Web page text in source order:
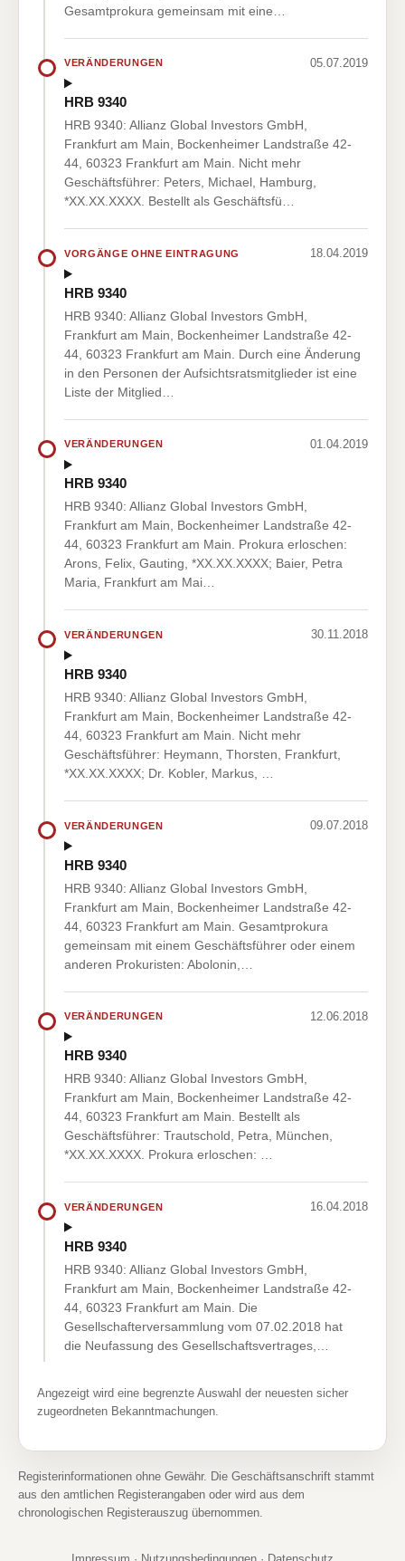
Gesamtprokura gemeinsam mit eine…
VERÄNDERUNGEN 05.07.2019
HRB 9340
HRB 9340: Allianz Global Investors GmbH,
Frankfurt am Main, Bockenheimer Landstraße 42-
44, 60323 Frankfurt am Main. Nicht mehr
Geschäftsführer: Peters, Michael, Hamburg,
*XX.XX.XXXX. Bestellt als Geschäftsfü…
VORGÄNGE OHNE EINTRAGUNG 18.04.2019
HRB 9340
HRB 9340: Allianz Global Investors GmbH,
Frankfurt am Main, Bockenheimer Landstraße 42-
44, 60323 Frankfurt am Main. Durch eine Änderung
in den Personen der Aufsichtsratsmitglieder ist eine
Liste der Mitglied…
VERÄNDERUNGEN 01.04.2019
HRB 9340
HRB 9340: Allianz Global Investors GmbH,
Frankfurt am Main, Bockenheimer Landstraße 42-
44, 60323 Frankfurt am Main. Prokura erloschen:
Arons, Felix, Gauting, *XX.XX.XXXX; Baier, Petra
Maria, Frankfurt am Mai…
VERÄNDERUNGEN 30.11.2018
HRB 9340
HRB 9340: Allianz Global Investors GmbH,
Frankfurt am Main, Bockenheimer Landstraße 42-
44, 60323 Frankfurt am Main. Nicht mehr
Geschäftsführer: Heymann, Thorsten, Frankfurt,
*XX.XX.XXXX; Dr. Kobler, Markus, …
VERÄNDERUNGEN 09.07.2018
HRB 9340
HRB 9340: Allianz Global Investors GmbH,
Frankfurt am Main, Bockenheimer Landstraße 42-
44, 60323 Frankfurt am Main. Gesamtprokura
gemeinsam mit einem Geschäftsführer oder einem
anderen Prokuristen: Abolonin,…
VERÄNDERUNGEN 12.06.2018
HRB 9340
HRB 9340: Allianz Global Investors GmbH,
Frankfurt am Main, Bockenheimer Landstraße 42-
44, 60323 Frankfurt am Main. Bestellt als
Geschäftsführer: Trautschold, Petra, München,
*XX.XX.XXXX. Prokura erloschen: …
VERÄNDERUNGEN 16.04.2018
HRB 9340
HRB 9340: Allianz Global Investors GmbH,
Frankfurt am Main, Bockenheimer Landstraße 42-
44, 60323 Frankfurt am Main. Die
Gesellschafterversammlung vom 07.02.2018 hat
die Neufassung des Gesellschaftsvertrages,…
Angezeigt wird eine begrenzte Auswahl der neuesten sicher
zugeordneten Bekanntmachungen.
Registerinformationen ohne Gewähr. Die Geschäftsanschrift stammt
aus den amtlichen Registerangaben oder wird aus dem
chronologischen Registerauszug übernommen.